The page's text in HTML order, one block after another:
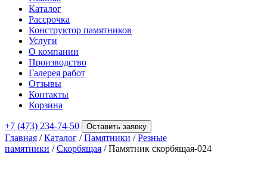
Каталог
Рассрочка
Конструктор памятников
Услуги
О компании
Производство
Галерея работ
Отзывы
Контакты
Корзина
+7 (473) 234-74-50 Оставить заявку
Главная /Каталог /Памятники /Резные
памятники /Скорбящая / Памятник скорбящая-024